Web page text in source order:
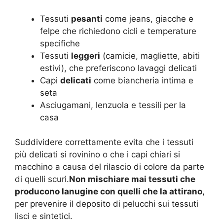
Tessuti pesanti come jeans, giacche e
felpe che richiedono cicli e temperature
specifiche
Tessuti leggeri (camicie, magliette, abiti
estivi), che preferiscono lavaggi delicati
Capi delicati come biancheria intima e
seta
Asciugamani, lenzuola e tessili per la
casa
Suddividere correttamente evita che i tessuti
più delicati si rovinino o che i capi chiari si
macchino a causa del rilascio di colore da parte
di quelli scuri.Non mischiare mai tessuti che
producono lanugine con quelli che la attirano,
per prevenire il deposito di pelucchi sui tessuti
lisci e sintetici.